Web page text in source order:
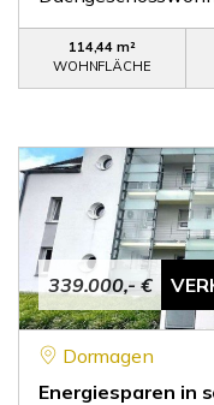
114,44 m²
WOHNFLÄCHE
339.000,- €
Dormagen
Energiesparen in